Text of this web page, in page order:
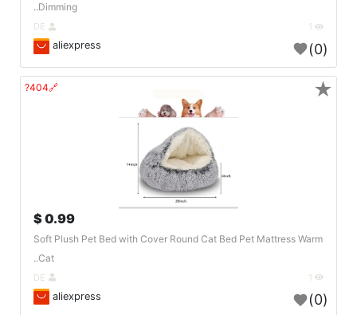
Dimming..
aliexpress (0)
🔗404?
0.99 $
Soft Plush Pet Bed with Cover Round Cat Bed Pet Mattress Warm
Cat..
aliexpress (0)
★